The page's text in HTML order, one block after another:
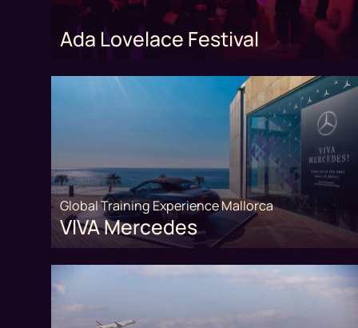
Ada Lovelace Festival
Global Training Experience Mallorca
VIVA Mercedes